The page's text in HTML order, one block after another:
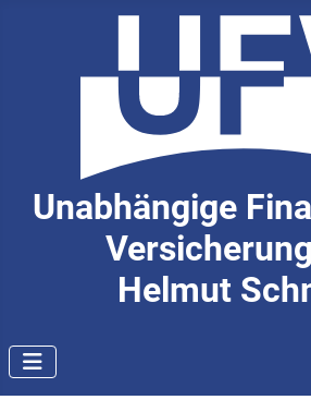
Unabhängige
Helmut